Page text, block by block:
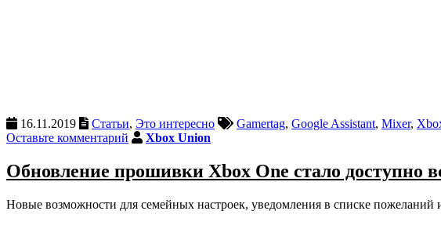
16.11.2019 Статьи, Это интересно Gamertag, Google Assistant, Mixer,
Оставьте комментарий
Xbox Union
Обновление прошивки Xbox One стало доступно
Новые возможности для семейных настроек, уведомления в списке